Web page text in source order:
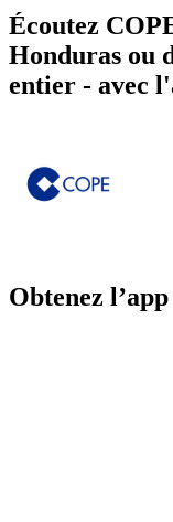
Écoutez
Honduras ou
entier - avec
Obtenez